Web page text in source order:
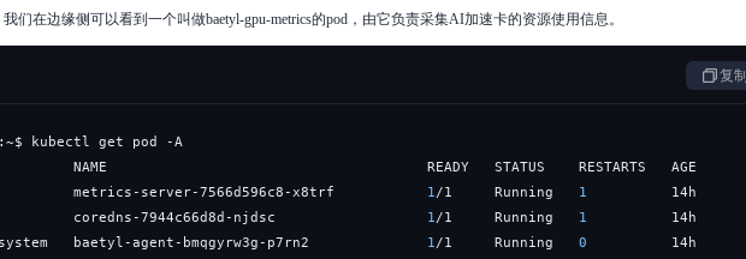
们在边缘侧可以看到一个叫做baetyl-gpu-metrics的pod，由它负责采集AI加速卡的资源使用信息。
复制
metrics-server-7566d596c8-x8trf 1/1     Running 1
coredns-7944c66d8d-njdsc 1/1     Running 1
system   baetyl-agent-bmqgyrw3g-p7rn2 1/1     Running 0